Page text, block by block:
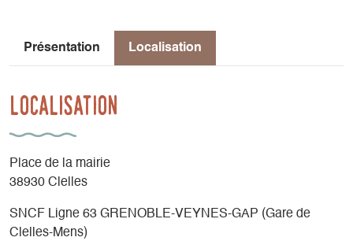
Présentation Localisation
Localisation
Place de la mairie
38930 Clelles
SNCF Ligne 63 GRENOBLE-VEYNES-GAP (Gare de
Clelles-Mens)